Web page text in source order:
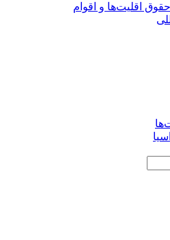
اقلیت‌ها و اقوام